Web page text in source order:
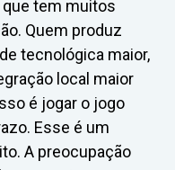
que tem muitos
Quem produz
tecnológica maior,
local maior
é jogar o jogo
Esse é um
A preocupação